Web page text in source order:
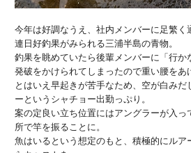
今年は好調なうえ、社内メンバーに足繁く
連日好釣果がみられる三浦半島の青物。
釣果を眺めていたら後輩メンバーに「行か
発破をかけられてしまったので重い腰をあ
とはいえ早起きが苦手なため、空が白みだ
ーというシャチョー出勤っぷり。
案の定良い立ち位置にはアングラーが入
所で竿を振ることに。
魚はいるという想定のもと、積極的にル